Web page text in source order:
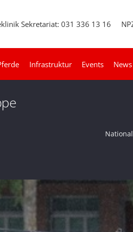
Sekretariat: 031 336 13 16
Infrastruktur Events News